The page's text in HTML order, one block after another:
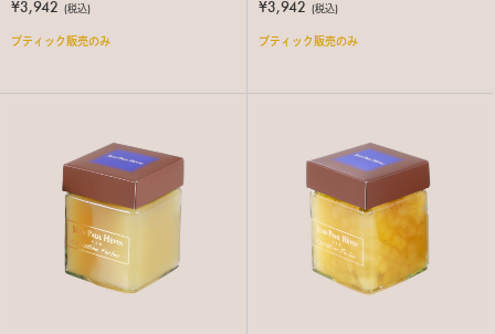
¥3,942 (税込)
ブティック販売のみ
¥3,942 (税込)
ブティック販売のみ